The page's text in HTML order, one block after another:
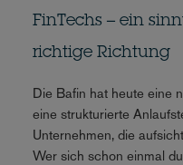
FinTechs – ein
richtige Richtung
Die Bafin hat heute eine
eine strukturierte
Unternehmen, die
Wer sich schon einmal